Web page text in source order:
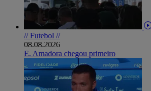
// Futebol //
08.08.2026
E. Amadora chegou primeiro